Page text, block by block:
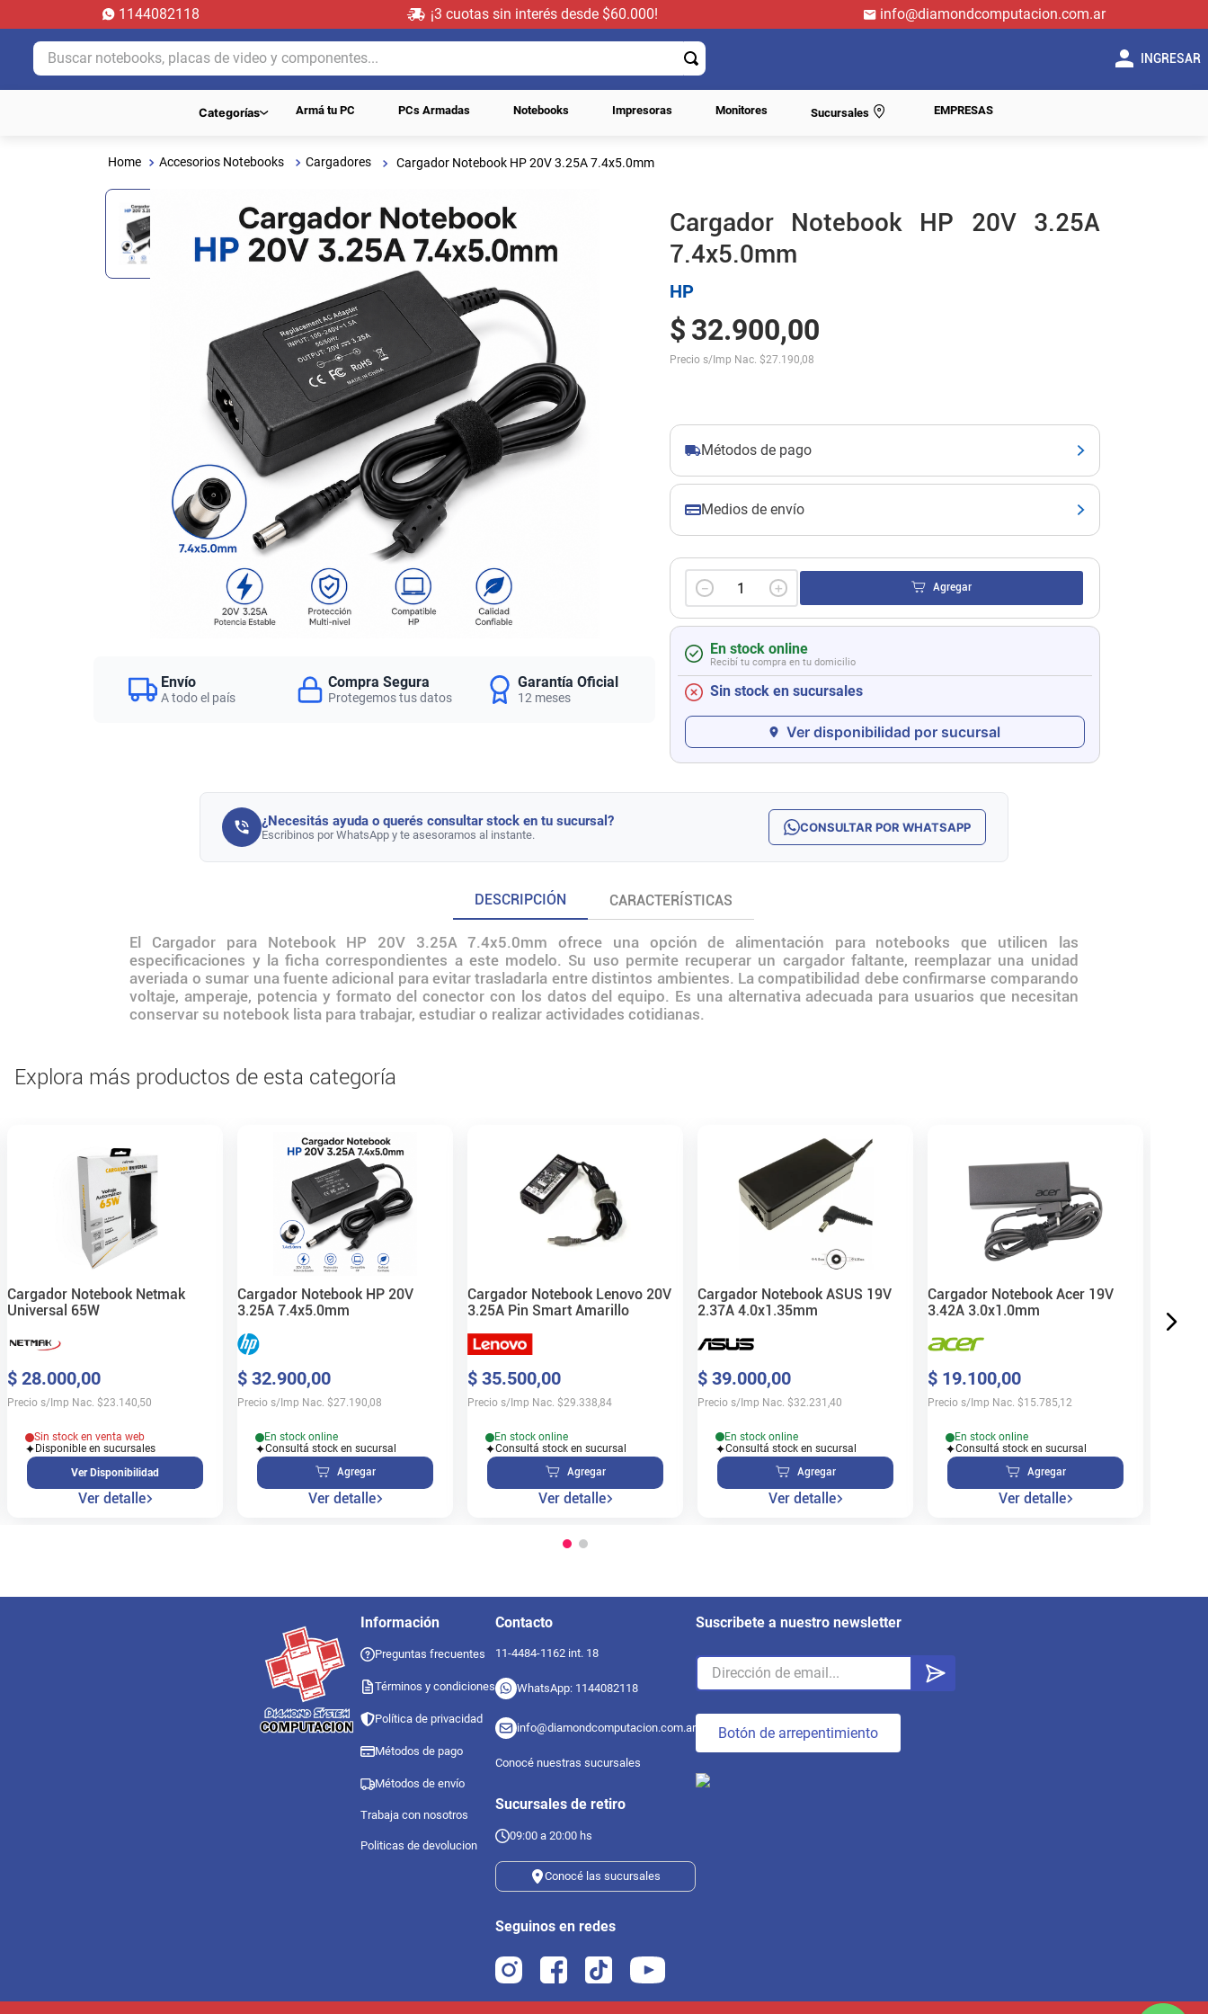
1144082118 ¡3 cuotas sin interés desde $60.000!
info@diamondcomputacion.com.ar
Buscar notebooks, placas de video y componentes...
INGRESAR
Categorías Armá tu PC PCs Armadas Notebooks Impresoras Monitores Sucursales EMPRESAS
Accesorios Notebooks Cargadores Cargador Notebook HP 20V 3.25A 7.4x5.0mm
Envío
A todo el país
Compra Segura
Protegemos tus datos
Garantía Oficial
12 meses
Cargador Notebook HP 20V 3.25A
7.4x5.0mm
HP
$ 32.900,00
Precio s/Imp Nac. $27.190,08
Métodos de pago
Medios de envío
＋
－ Agregar
En stock online
Recibí tu compra en tu domicilio
Sin stock en sucursales
Ver disponibilidad por sucursal
¿Necesitás ayuda o querés consultar stock en tu sucursal?
Escribinos por WhatsApp y te asesoramos al instante. CONSULTAR POR WHATSAPP
DESCRIPCIÓN CARACTERÍSTICAS
El Cargador para Notebook HP 20V 3.25A 7.4x5.0mm ofrece una opción de alimentación para notebooks que utilicen las
especificaciones y la ficha correspondientes a este modelo. Su uso permite recuperar un cargador faltante, reemplazar una unidad
averiada o sumar una fuente adicional para evitar trasladarla entre distintos ambientes. La compatibilidad debe confirmarse comparando
voltaje, amperaje, potencia y formato del conector con los datos del equipo. Es una alternativa adecuada para usuarios que necesitan
conservar su notebook lista para trabajar, estudiar o realizar actividades cotidianas.
Explora más productos de esta categoría
Cargador Notebook Netmak
Universal 65W
$ 28.000,00
Precio s/Imp Nac. $23.140,50
Sin stock en venta web
Disponible en sucursales
Ver Disponibilidad
Ver detalle
Cargador Notebook HP 20V
3.25A 7.4x5.0mm
$ 32.900,00
Precio s/Imp Nac. $27.190,08
En stock online
Consultá stock en sucursal
Agregar
Ver detalle
Cargador Notebook Lenovo 20V
3.25A Pin Smart Amarillo
$ 35.500,00
Precio s/Imp Nac. $29.338,84
En stock online
Consultá stock en sucursal
Agregar
Ver detalle
Cargador Notebook ASUS 19V
2.37A 4.0x1.35mm
$ 39.000,00
Precio s/Imp Nac. $32.231,40
En stock online
Consultá stock en sucursal
Agregar
Ver detalle
Cargador Notebook Acer 19V
3.42A 3.0x1.0mm
$ 19.100,00
Precio s/Imp Nac. $15.785,12
En stock online
Consultá stock en sucursal
Agregar
Ver detalle
Información
Preguntas frecuentes
Términos y condiciones
Política de privacidad
Métodos de pago
Métodos de envío
Trabaja con nosotros
Politicas de devolucion
Contacto
11-4484-1162 int. 18
WhatsApp: 1144082118
info@diamondcomputacion.com.ar
Conocé nuestras sucursales
Sucursales de retiro
09:00 a 20:00 hs
Conocé las sucursales
Seguinos en redes
Suscribete a nuestro newsletter
Botón de arrepentimiento